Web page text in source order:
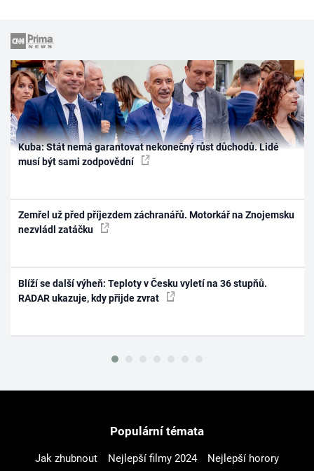
Kuba: Stát nemá garantovat nekonečný růst důchodů. Lidé
musí být sami zodpovědní
Zemřel už před příjezdem záchranářů. Motorkář na Znojemsku
nezvládl zatáčku
Blíží se další výheň: Teploty v Česku vyletí na 36 stupňů.
RADAR ukazuje, kdy přijde zvrat
Populární témata
Jak zhubnout Nejlepší filmy 2024
Nejlepší horory